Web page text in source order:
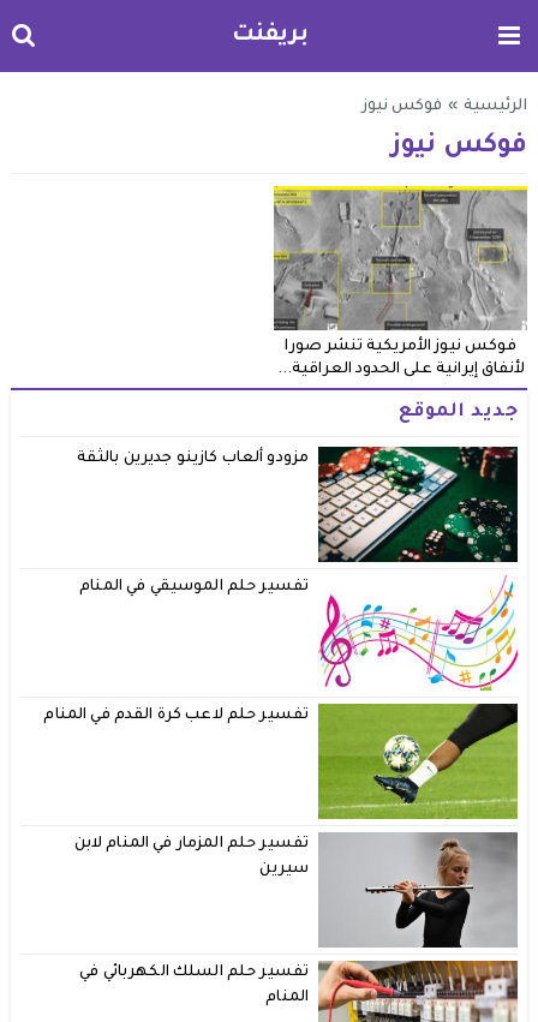
بريفنت
الرئيسية » فوكس نيوز
فوكس نيوز
فوكس نيوز الأمريكية تنشر صورا
لأنفاق إيرانية على الحدود العراقية...
جديد الموقع
مزودو ألعاب كازينو جديرين بالثقة
تفسير حلم الموسيقي في المنام
تفسير حلم لاعب كرة القدم في المنام
تفسير حلم المزمار في المنام لابن
سيرين
تفسير حلم السلك الكهربائي في
المنام